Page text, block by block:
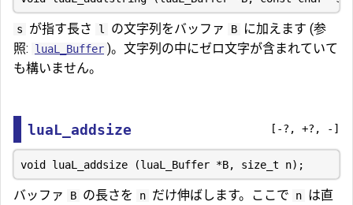
s が指す長さ l の文字列をバッファ B
に加えます (参
照:
luaL_Buffer )。文字列の中にゼロ文字が含まれていて
も構いません。
luaL_addsize [-?, +?, -]
バッファ B の長さを n だけ伸ばします。ここで n は直